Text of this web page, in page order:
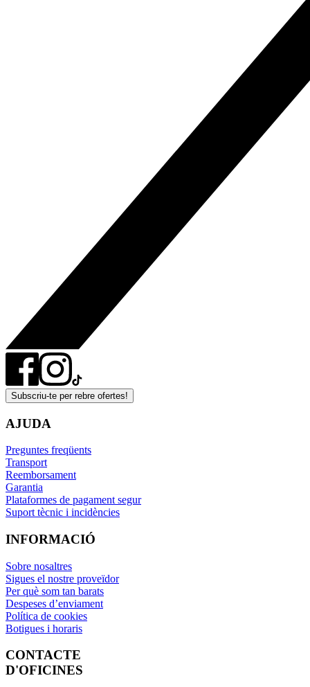
Subscriu-te per rebre ofertes!
AJUDA
Preguntes freqüents
Transport
Reemborsament
Garantia
Plataformes de pagament segur
Suport tècnic i incidències
INFORMACIÓ
Sobre nosaltres
Sigues el nostre proveïdor
Per què som tan barats
Despeses d’enviament
Política de cookies
Botigues i horaris
CONTACTE
D'OFICINES